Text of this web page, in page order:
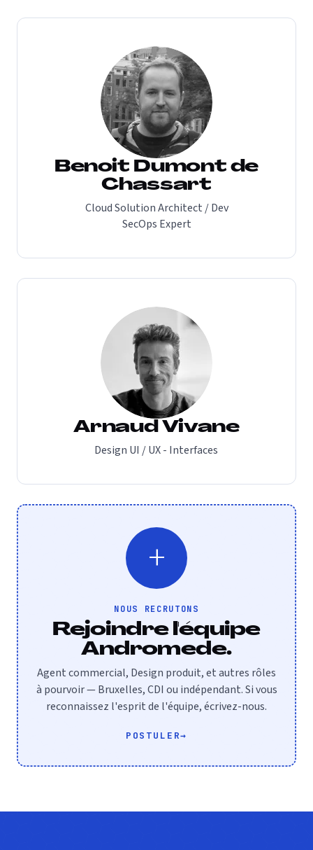
Benoit Dumont de
Chassart
Cloud Solution Architect / Dev
SecOps Expert
Arnaud Vivane
Design UI / UX - Interfaces
+
NOUS RECRUTONS
Rejoindre l'équipe
Andromede.
Agent commercial, Design produit, et autres rôles
à pourvoir — Bruxelles, CDI ou indépendant. Si vous
reconnaissez l'esprit de l'équipe, écrivez-nous.
POSTULER→